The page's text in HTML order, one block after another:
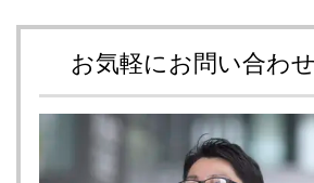
お気軽にお問い合わ